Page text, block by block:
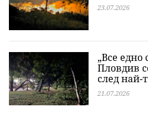
23.07.2026
„Все
Пловдив
след най-
21.07.2026